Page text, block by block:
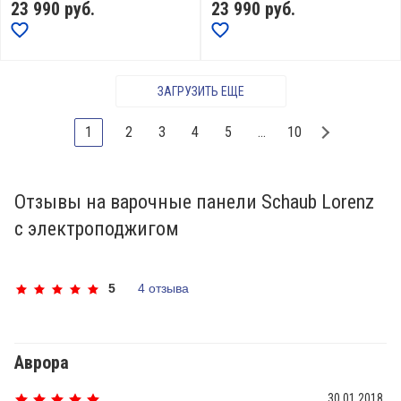
23 990 руб. 23 990 руб.
ЗАГРУЗИТЬ ЕЩЕ
1 2 3 4 5 ... 10
Отзывы на варочные панели Schaub Lorenz
с электроподжигом
5 4 отзыва
Аврора